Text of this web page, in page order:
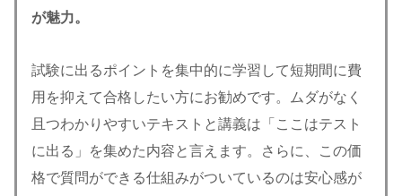
が魅力。
試験に出るポイントを集中的に学習して短期間に費
用を抑えて合格したい方にお勧めです。ムダがなく
且つわかりやすいテキストと講義は「ここはテスト
に出る」を集めた内容と言えます。さらに、この価
格で質問ができる仕組みがついているのは安心感が